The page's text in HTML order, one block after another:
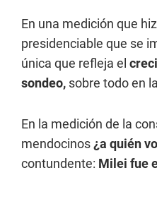
En una medición que
presidenciable que se
única que refleja el
sondeo, sobre todo en
En la medición de la
mendocinos¿a quién
contundente: Milei fue